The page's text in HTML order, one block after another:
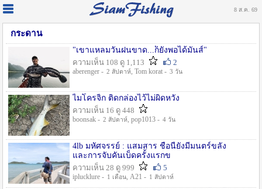
8 ส.ค. 69
กระดาน
"เขาแหลมวันฝนขาด...ก็ยังพอได้มันส์"
ความเห็น 108 ดู 1,113
2
aberenger - 2 สัปดาห์, Tom korat - 3 วัน
ไมโครจิ้ก ติดกล่องไว้ไม่ผิดหวัง
ความเห็น 16 ดู 448
boonsak - 2 สัปดาห์, pop1013 - 4 วัน
4lb มหัศจรรย์ : แสมสาร ชื่อนี้ยังมีมนตร์ขลัง
และการจับคันเบ็ดครั้งแรกข
ความเห็น 28 ดู 999
5
iplucklure - 1 เดือน, A21 - 1 สัปดาห์